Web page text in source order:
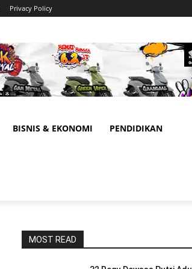
Privacy Policy
BISNIS & EKONOMI PENDIDIKAN
MOST READ